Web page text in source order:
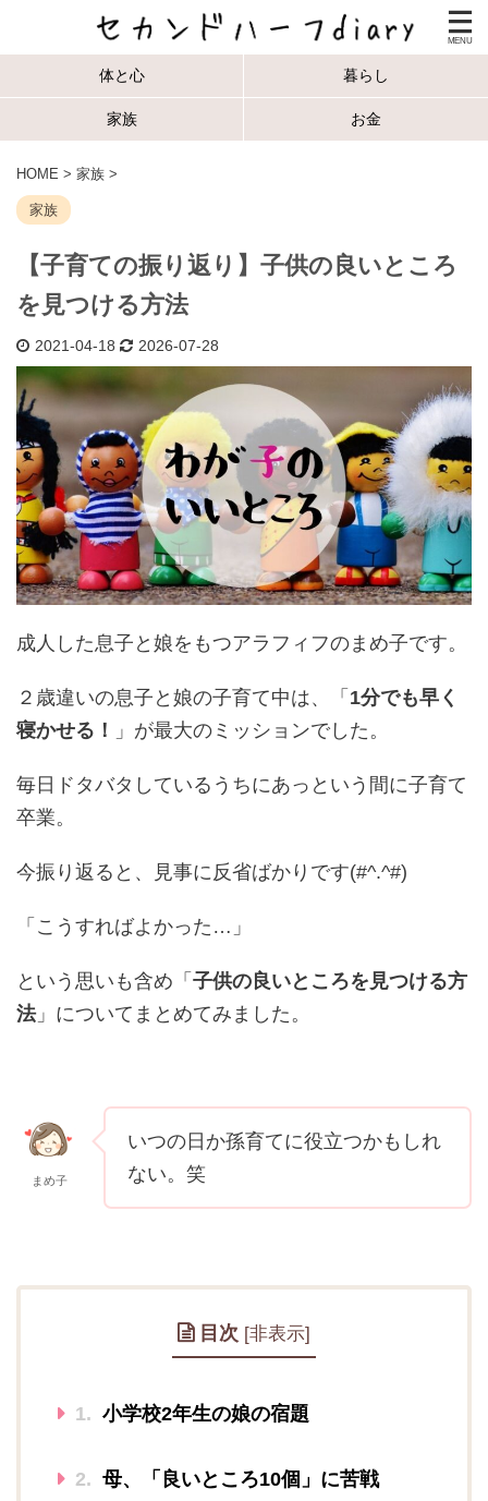
体と心 暮らし
家族 お金
HOME > 家族 >
家族
【子育ての振り返り】子供の良いところ
を見つける方法
2021-04-18 2026-07-28
成人した息子と娘をもつアラフィフのまめ子です。
２歳違いの息子と娘の子育て中は、 「 1分でも早く
寝かせる！
」が最大のミッションでした。
毎日ドタバタしているうちにあっという間に子育て
卒業。
今振り返ると、見事に反省ばかりです(#^.^#)
「こうすればよかった…」
という思いも含め「 子供の良いところを見つける方
法」についてまとめてみました。
まめ子
いつの日か孫育てに役立つかもしれ
ない。笑
目次 [非表示]
1. 小学校2年生の娘の宿題
2. 母、「良いところ10個」に苦戦